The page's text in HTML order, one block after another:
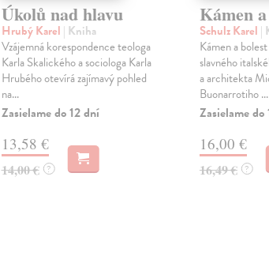
Úkolů nad hlavu
Hrubý Karel | Kniha
Vzájemná korespondence teologa
Karla Skalického a sociologa Karla
Hrubého otevírá zajímavý pohled
na...
Zasielame do 12 dní
13,58 €
14,00 € ?
Kámen
Schulz Karel |
Kámen a
slavného
a architekta
Buonarrotiho ...
Zasielame
16,00 €
16,49 € ?